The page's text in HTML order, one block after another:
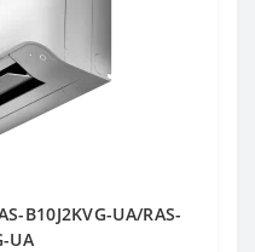
B10J2KVG-UA/RAS-
UA